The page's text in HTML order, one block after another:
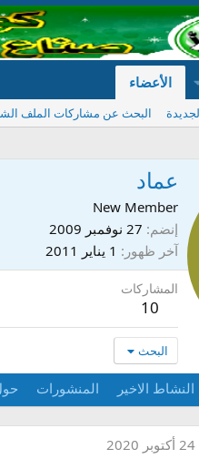
الأعضاء
البحث عن مشاركات الملف
عماد
New Member
إنضم 27 نوفمبر 2009
آخر ظهور
1 يناير 2011
المشاركات
10
البحث
النشاط الاخير المنشورات
24 أكتوبر 2020